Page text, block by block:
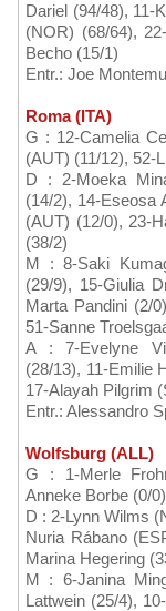
Dariel (94/48), 11-
(NOR) (68/64),
Becho (15/1)
Entr.: Joe
Roma (ITA)
G : 12-Camelia
(AUT) (11/12), 52-
D : 2-Moeka
(14/2), 14-Eseosa
(AUT) (12/0), 23-
(38/2)
M : 8-Saki
(29/9), 15-Giulia
Marta Pandini (2/
51-Sanne
A : 7-Evelyne
(28/13), 11-Emilie
17-Alayah Pilgrim
Entr.: Alessandro
Wolfsburg (ALL)
G : 1-Merle
Anneke Borbe (0/0)
D : 2-Lynn Wilms
Nuria Rábano
Marina Hegering
M : 6-Janina
Lattwein (25/4),